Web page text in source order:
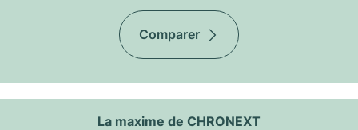
Comparer
La maxime de CHRONEXT